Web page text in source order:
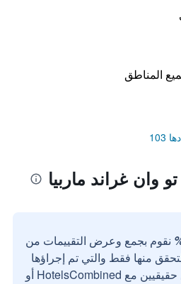
المناطق
وان غراند ماربيا
نقوم بجمع وعرض التقييمات من
منها فقط والتي تم إجراؤها
بواسطة مستخدمين حقيقيين مع HotelsCombined أو